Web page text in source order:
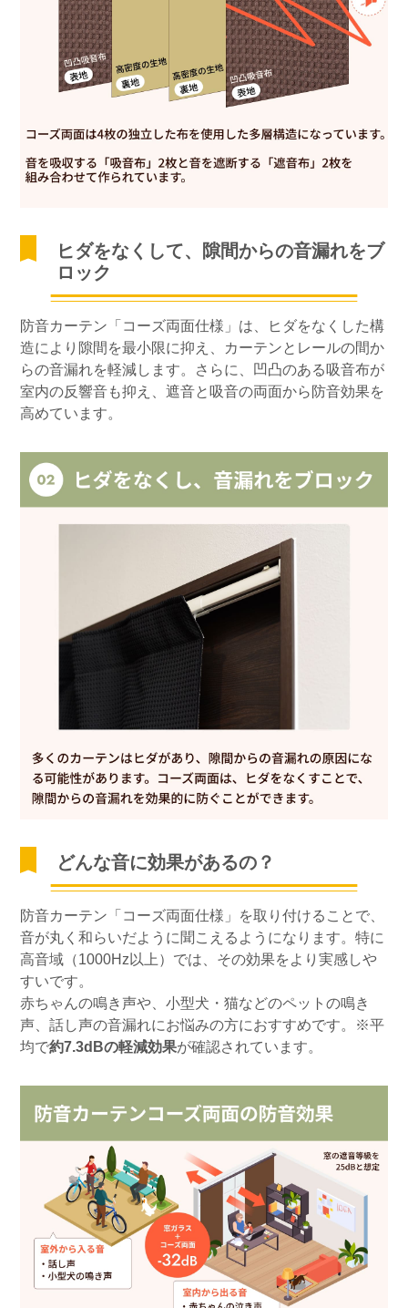
ヒダをなくして、隙間からの音漏れをブ
ロック
防音カーテン「コーズ両面仕様」は、ヒダをなくした構
造により隙間を最小限に抑え、カーテンとレールの間か
らの音漏れを軽減します。さらに、凹凸のある吸音布が
室内の反響音も抑え、遮音と吸音の両面から防音効果を
高めています。
どんな音に効果があるの？
防音カーテン「コーズ両面仕様」を取り付けることで、
音が丸く和らいだように聞こえるようになります。特に
高音域（1000Hz以上）では、その効果をより実感しや
すいです。
赤ちゃんの鳴き声や、小型犬・猫などのペットの鳴き
声、話し声の音漏れにお悩みの方におすすめです。※平
均で約7.3dBの軽減効果が確認されています。